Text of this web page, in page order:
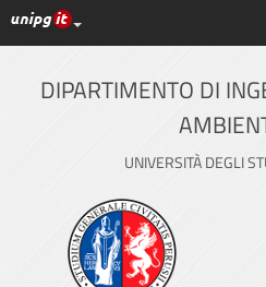
Vai
al
contenuto
principale
Link ai principali servizi
DIPARTIMENTO DI
UNIVERSITÀ DEGLI